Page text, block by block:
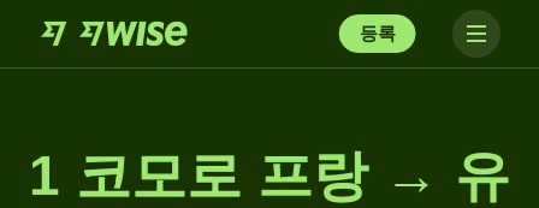
등록
1 코모로 프랑 → 유